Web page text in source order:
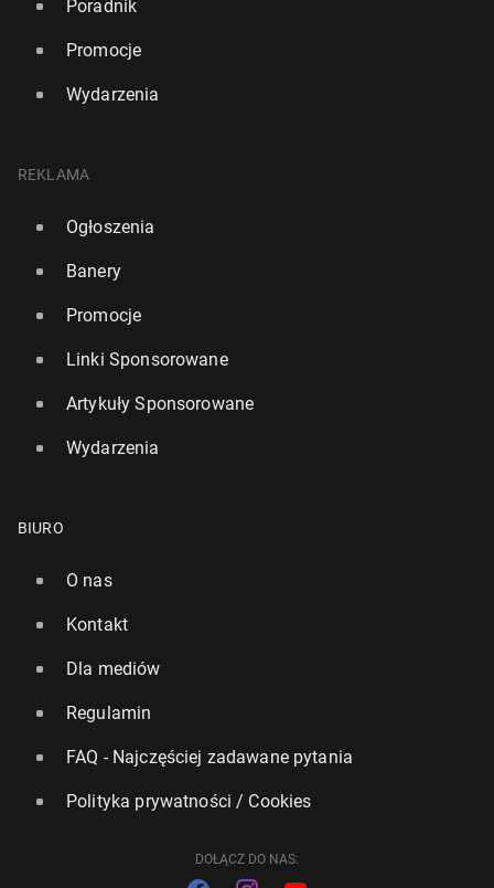
Nie wszyscy Polacy znają za­war­tość numeru PESEL
18 czerwca, 09:00
Poradnik
Promocje
Wydarzenia
REKLAMA
Ogłoszenia
Banery
Promocje
Linki Sponsorowane
Artykuły Sponsorowane
Wydarzenia
BIURO
O nas
Kontakt
Dla mediów
Regulamin
FAQ - Najczęściej zadawane pytania
Polityka prywatności / Cookies
DOŁĄCZ DO NAS: